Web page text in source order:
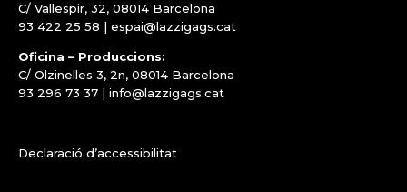
C/ Vallespir, 32, 08014 Barcelona
93 422 25 58 | espai@lazzigags.cat
Oficina – Produccions:
C/ Olzinelles 3, 2n, 08014 Barcelona
93 296 73 37 | info@lazzigags.cat
Declaració d’accessibilitat